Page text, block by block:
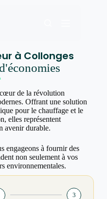
à Collonges
d'économies
de la révolution
Offrant une solution
pour le chauffage et le
elles représentent
avenir durable.
engageons à fournir des
non seulement à vos
environnementales.
3